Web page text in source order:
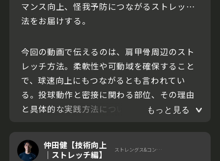
マンス向上、怪我予防につながるストレッチ
法をお届けする。
今回の動画で伝えるのは、肩甲骨周辺のスト
レッチ方法。柔軟性や可動域を確保すること
で、球速向上にもつながるとも言われてい
る。投球動作と密接に関わる部位、その理由
と具体的な実践方法について解説していく。
もっと見る
仲田健【技術向上
｜ストレッチ編】
ストレングス&コンディショニングコーチ